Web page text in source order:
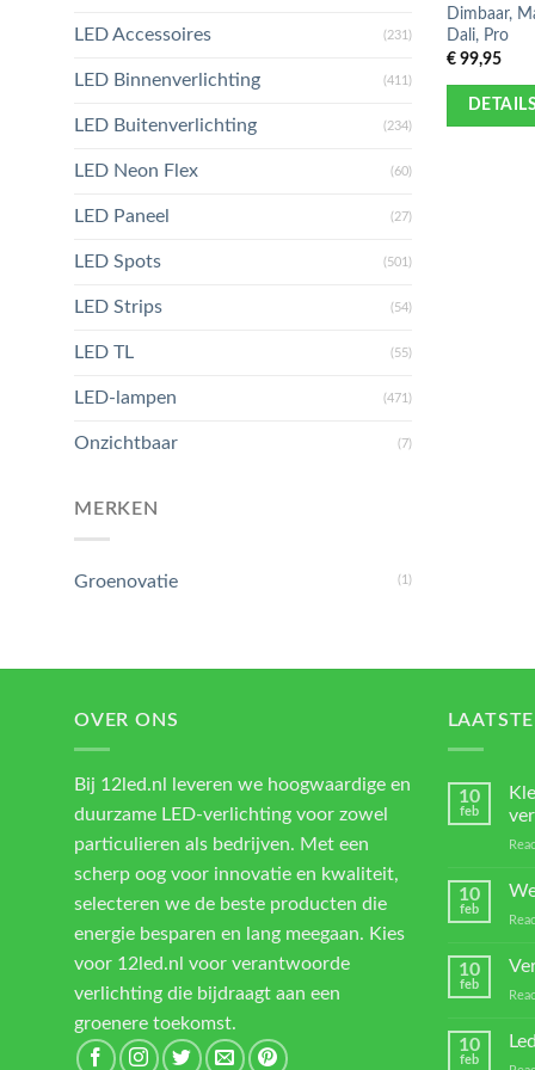
LED Accessoires (231)
LED Binnenverlichting (411)
LED Buitenverlichting (234)
LED Neon Flex (60)
LED Paneel (27)
LED Spots (501)
LED Strips (54)
LED TL (55)
LED-lampen (471)
Onzichtbaar (7)
MERKEN
Groenovatie (1)
Dimbaar,
Dali, Pro
€ 99,95
OVER ONS
Bij 12led.nl leveren we hoogwaardige en
duurzame LED-verlichting voor zowel
particulieren als bedrijven. Met een
scherp oog voor innovatie en kwaliteit,
selecteren we de beste producten die
energie besparen en lang meegaan. Kies
voor 12led.nl voor verantwoorde
verlichting die bijdraagt aan een
groenere toekomst.
10
feb
10
feb
10
feb
10
feb